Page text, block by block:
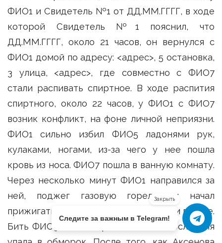
ФИО1 и Свидетель №1 от ДД.ММ.ГГГГ, в ходе
которой Свидетель №1 пояснил, что
ДД.ММ.ГГГГ, около 21 часов, он вернулся с
ФИО1 домой по адресу: <адрес>, 5 остановка,
3 улица, <адрес>, где совместно с ФИО7
стали распивать спиртное. В ходе распития
спиртного, около 22 часов, у ФИО1 с ФИО7
возник конфликт, на фоне личной неприязни.
ФИО1 сильно избил ФИО5 ладонями рук,
кулаками, ногами, из-за чего у нее пошла
кровь из носа. ФИО7 пошла в ванную комнату.
Через несколько минут ФИО1 направился за
ней, поджег газовую горелку и начал
прижигать ей волосы на руках, ногах и голове.
Бить ФИО5 ФИО1 перестал, когда последняя
Закрыть
Следите за важным в Telegram!